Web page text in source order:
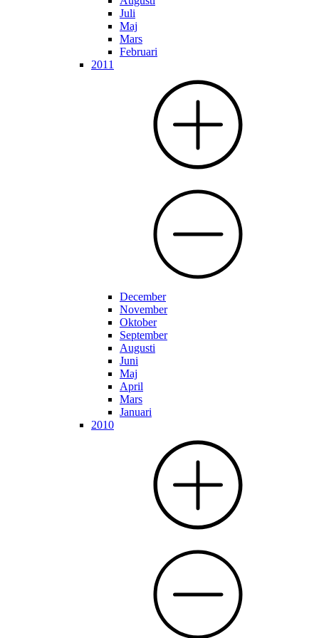
Juli
Maj
Mars
Februari
2011
December
November
Oktober
September
Augusti
Juni
Maj
April
Mars
Januari
2010